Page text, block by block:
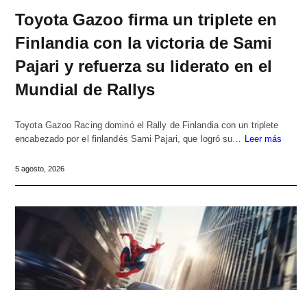
Toyota Gazoo firma un triplete en
Finlandia con la victoria de Sami
Pajari y refuerza su liderato en el
Mundial de Rallys
Toyota Gazoo Racing dominó el Rally de Finlandia con un triplete
encabezado por el finlandés Sami Pajari, que logró su… Leer más
5 agosto, 2026